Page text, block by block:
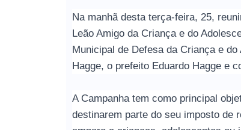
Na manhã desta terça-feira, 25,
Leão Amigo da Criança e do
Municipal de Defesa da Criança e
Hagge, o prefeito Eduardo Hagge e
A Campanha tem como principal
destinarem parte do seu imposto de